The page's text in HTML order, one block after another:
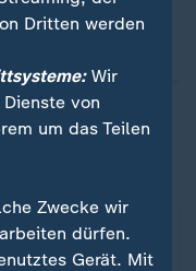
der
Dritten werden
Wir
von
um das Teilen
Zwecke wir
dürfen.
Gerät. Mit